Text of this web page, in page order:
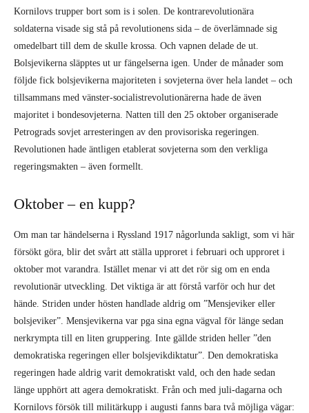
Kornilovs trupper bort som is i solen. De kontrarevolutionära
soldaterna visade sig stå på revolutionens sida – de överlämnade sig
omedelbart till dem de skulle krossa. Och vapnen delade de ut.
Bolsjevikerna släpptes ut ur fängelserna igen. Under de månader som
följde fick bolsjevikerna majoriteten i sovjeterna över hela landet – och
tillsammans med vänster-socialistrevolutionärerna hade de även
majoritet i bondesovjeterna. Natten till den 25 oktober organiserade
Petrograds sovjet arresteringen av den provisoriska regeringen.
Revolutionen hade äntligen etablerat sovjeterna som den verkliga
regeringsmakten – även formellt.
Oktober – en kupp?
Om man tar händelserna i Ryssland 1917 någorlunda sakligt, som vi här
försökt göra, blir det svårt att ställa upproret i februari och upproret i
oktober mot varandra. Istället menar vi att det rör sig om en enda
revolutionär utveckling. Det viktiga är att förstå varför och hur det
hände. Striden under hösten handlade aldrig om ”Mensjeviker eller
bolsjeviker”. Mensjevikerna var pga sina egna vägval för länge sedan
nerkrympta till en liten gruppering. Inte gällde striden heller ”den
demokratiska regeringen eller bolsjevikdiktatur”. Den demokratiska
regeringen hade aldrig varit demokratiskt vald, och den hade sedan
länge upphört att agera demokratiskt. Från och med juli-dagarna och
Kornilovs försök till militärkupp i augusti fanns bara två möjliga vägar: